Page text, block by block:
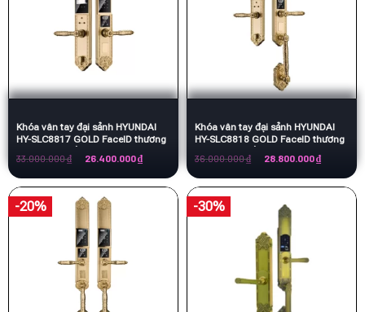
Khóa vân tay đại sảnh HYUNDAI
HY-SLC8817 GOLD FaceID thương
33.000.000₫
Giá
là:
33.000.000 ₫.
26.400.000₫Giá
hiện
tại
là:
26.400.000 ₫.
Khóa vân tay đại sảnh HYUNDAI
HY-SLC8818 GOLD FaceID thương
36.000.000₫
Giá
là:
36.000.000 ₫.
28.800.000₫Giá
hiện
tại
là:
-20% -30%